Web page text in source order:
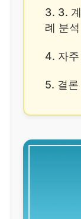
3. 3.
례 분석
4. 자
5. 결론